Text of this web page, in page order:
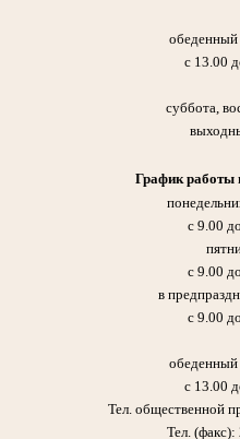
с 13.00
суббота,
График работы
с 9.00
с 9.00
в
с 9.00
с 13.00
Тел. общественной
Тел.